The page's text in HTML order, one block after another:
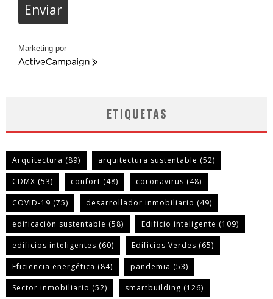
Enviar
Marketing por
ActiveCampaign
ETIQUETAS
Arquitectura (89) arquitectura sustentable (52)
CDMX (53) confort (48) coronavirus (48)
COVID-19 (75) desarrollador inmobiliario (49)
edificación sustentable (58) Edificio inteligente (109)
edificios inteligentes (60) Edificios Verdes (65)
Eficiencia energética (84) pandemia (53)
Sector inmobiliario (52) smartbuilding (126)